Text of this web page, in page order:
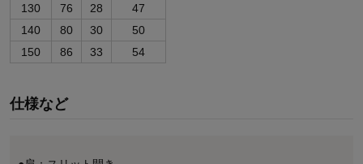
130
76 28
47
140
80 30
50
150
86 33 54
仕様など